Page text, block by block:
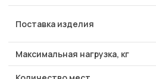
Поставка изделия
Максимальная нагрузка, кг